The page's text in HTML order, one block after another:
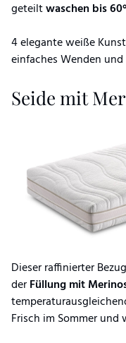
geteiltwaschen bis
4 elegante weiße
einfaches Wenden
Seide mit
Dieser raffinierter
derFüllung mit
Frisch im Sommer